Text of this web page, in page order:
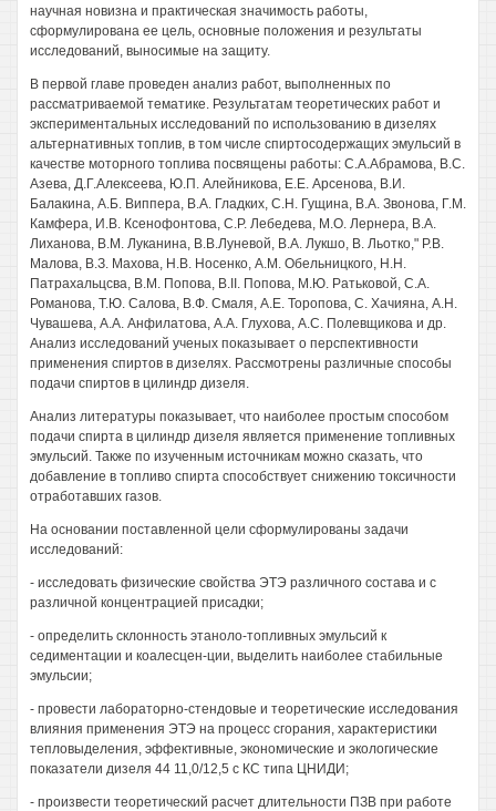
научная новизна и практическая значимость работы,
сформулирована ее цель, основные положения и результаты
исследований, выносимые на защиту.
В первой главе проведен анализ работ, выполненных по
рассматриваемой тематике. Результатам теоретических работ и
экспериментальных исследований по использованию в дизелях
альтернативных топлив, в том числе спиртосодержащих эмульсий в
качестве моторного топлива посвящены работы: С.А.Абрамова, B.C.
Азева, Д.Г.Алексеева, Ю.П. Алейникова, Е.Е. Арсенова, В.И.
Балакина, А.Б. Виппера, В.А. Гладких, С.Н. Гущина, В.А. Звонова, Г.М.
Камфера, И.В. Ксенофонтова, С.Р. Лебедева, М.О. Лернера, В.А.
Лиханова, В.М. Луканина, В.В.Луневой, В.А. Лукшо, В. Льотко," Р.В.
Малова, В.З. Махова, Н.В. Носенко, A.M. Обельницкого, H.H.
Патрахальцсва, В.М. Попова, В.II. Попова, М.Ю. Ратьковой, С.А.
Романова, Т.Ю. Салова, В.Ф. Смаля, А.Е. Торопова, С. Хачияна, А.Н.
Чувашева, A.A. Анфилатова, A.A. Глухова, A.C. Полевщикова и др.
Анализ исследований ученых показывает о перспективности
применения спиртов в дизелях. Рассмотрены различные способы
подачи спиртов в цилиндр дизеля.
Анализ литературы показывает, что наиболее простым способом
подачи спирта в цилиндр дизеля является применение топливных
эмульсий. Также по изученным источникам можно сказать, что
добавление в топливо спирта способствует снижению токсичности
отработавших газов.
На основании поставленной цели сформулированы задачи
исследований:
- исследовать физические свойства ЭТЭ различного состава и с
различной концентрацией присадки;
- определить склонность этаноло-топливных эмульсий к
седиментации и коалесцен-ции, выделить наиболее стабильные
эмульсии;
- провести лабораторно-стендовые и теоретические исследования
влияния применения ЭТЭ на процесс сгорания, характеристики
тепловыделения, эффективные, экономические и экологические
показатели дизеля 44 11,0/12,5 с КС типа ЦНИДИ;
- произвести теоретический расчет длительности ПЗВ при работе